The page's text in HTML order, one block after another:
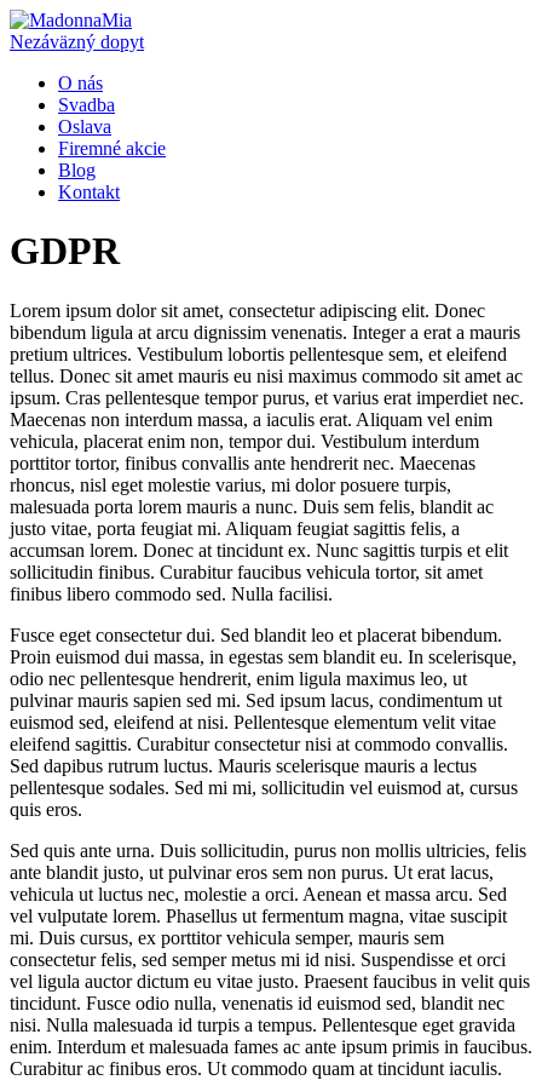
Nezáväzný dopyt
O nás
Svadba
Oslava
Firemné akcie
Blog
Kontakt
GDPR
Lorem ipsum dolor sit amet, consectetur adipiscing elit. Donec
bibendum ligula at arcu dignissim venenatis. Integer a erat a mauris
pretium ultrices. Vestibulum lobortis pellentesque sem, et eleifend
tellus. Donec sit amet mauris eu nisi maximus commodo sit amet ac
ipsum. Cras pellentesque tempor purus, et varius erat imperdiet nec.
Maecenas non interdum massa, a iaculis erat. Aliquam vel enim
vehicula, placerat enim non, tempor dui. Vestibulum interdum
porttitor tortor, finibus convallis ante hendrerit nec. Maecenas
rhoncus, nisl eget molestie varius, mi dolor posuere turpis,
malesuada porta lorem mauris a nunc. Duis sem felis, blandit ac
justo vitae, porta feugiat mi. Aliquam feugiat sagittis felis, a
accumsan lorem. Donec at tincidunt ex. Nunc sagittis turpis et elit
sollicitudin finibus. Curabitur faucibus vehicula tortor, sit amet
finibus libero commodo sed. Nulla facilisi.
Fusce eget consectetur dui. Sed blandit leo et placerat bibendum.
Proin euismod dui massa, in egestas sem blandit eu. In scelerisque,
odio nec pellentesque hendrerit, enim ligula maximus leo, ut
pulvinar mauris sapien sed mi. Sed ipsum lacus, condimentum ut
euismod sed, eleifend at nisi. Pellentesque elementum velit vitae
eleifend sagittis. Curabitur consectetur nisi at commodo convallis.
Sed dapibus rutrum luctus. Mauris scelerisque mauris a lectus
pellentesque sodales. Sed mi mi, sollicitudin vel euismod at, cursus
quis eros.
Sed quis ante urna. Duis sollicitudin, purus non mollis ultricies, felis
ante blandit justo, ut pulvinar eros sem non purus. Ut erat lacus,
vehicula ut luctus nec, molestie a orci. Aenean et massa arcu. Sed
vel vulputate lorem. Phasellus ut fermentum magna, vitae suscipit
mi. Duis cursus, ex porttitor vehicula semper, mauris sem
consectetur felis, sed semper metus mi id nisi. Suspendisse et orci
vel ligula auctor dictum eu vitae justo. Praesent faucibus in velit quis
tincidunt. Fusce odio nulla, venenatis id euismod sed, blandit nec
nisi. Nulla malesuada id turpis a tempus. Pellentesque eget gravida
enim. Interdum et malesuada fames ac ante ipsum primis in faucibus.
Curabitur ac finibus eros. Ut commodo quam at tincidunt iaculis.